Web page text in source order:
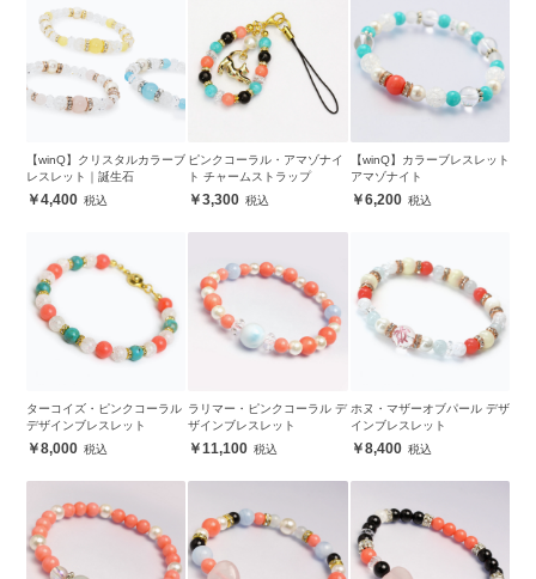
【winQ】クリスタルカラーブ
レスレット｜誕生石
4,400
ピンクコーラル・アマゾナイ
ト チャームストラップ
3,300
【winQ】カラーブレスレット
アマゾナイト
6,200
ターコイズ・ピンクコーラル
デザインブレスレット
8,000
ラリマー・ピンクコーラル デ
ザインブレスレット
11,100
ホヌ・マザーオブパール デザ
インブレスレット
8,400